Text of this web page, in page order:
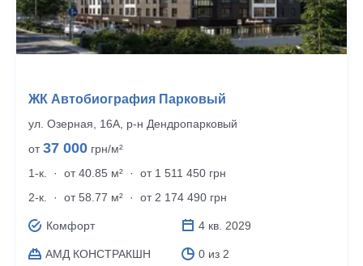
ЖК Автобиография Парковый
ул. Озерная, 16А, р‑н Дендропарковый
от37 000 грн/м²
1-к.
· от 40.85 м² ·
от 1 511 450 грн
2-к.
· от 58.77 м² · от 2 174 490 грн
Комфорт 4 кв. 2029
АМД КОНСТРАКШН 0 из 2